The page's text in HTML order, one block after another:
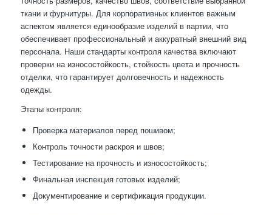
ткани и фурнитуры. Для корпоративных клиентов важным
аспектом является единообразие изделий в партии, что
обеспечивает профессиональный и аккуратный внешний вид
персонала. Наши стандарты контроля качества включают
проверки на износостойкость, стойкость цвета и прочность
отделки, что гарантирует долговечность и надежность
одежды.
Этапы контроля:
Проверка материалов перед пошивом;
Контроль точности раскроя и швов;
Тестирование на прочность и износостойкость;
Финальная инспекция готовых изделий;
Документирование и сертификация продукции.